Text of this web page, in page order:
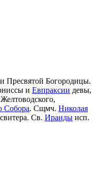
Пресвятой Богородицы.
и Евпраксии девы,
Собора. Сщмч. Николая
Св. Ираиды исп.